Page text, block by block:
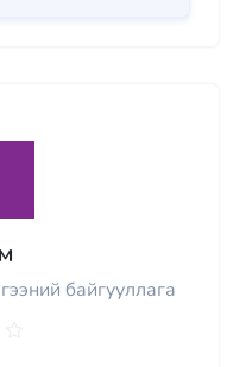
байгууллага